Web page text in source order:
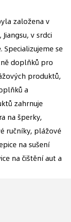
založena v
v srdci
Specializujeme se
doplňků pro
produktů,
a
zahrnuje
na šperky,
ručníky, plážové
na sušení
na čištění aut a